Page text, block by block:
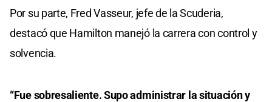
Por su parte, Fred Vasseur, jefe de la Scuderia,
destacó que Hamilton manejó la carrera con control y
solvencia.
“Fue sobresaliente. Supo administrar la situación y